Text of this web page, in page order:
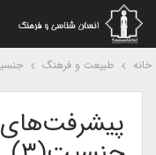
طبیعت و فرهنگ جنسیت